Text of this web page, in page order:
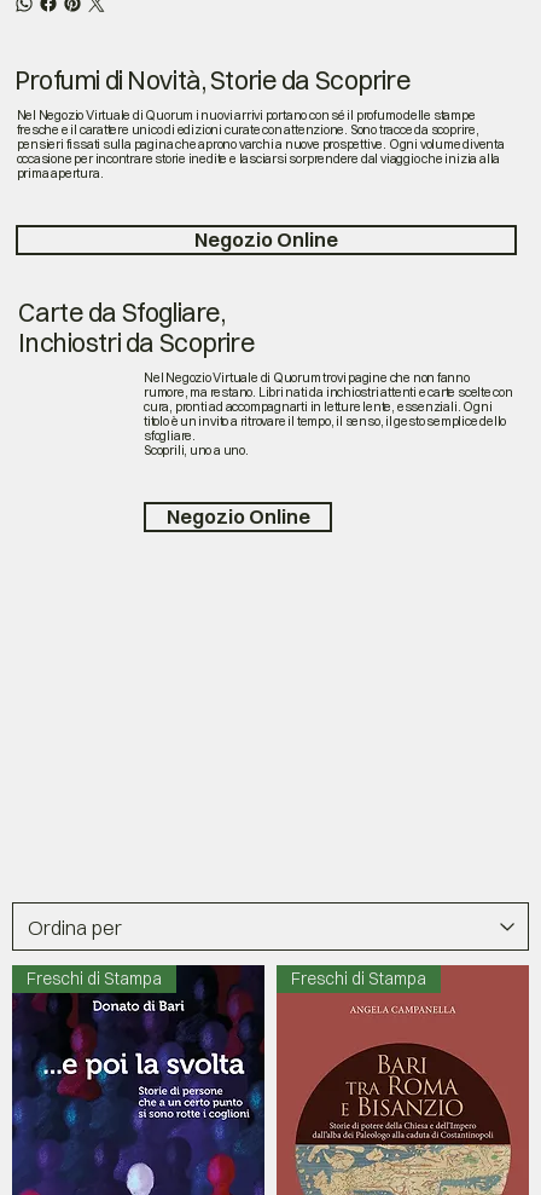
Freschi di Stampa Freschi di Stampa
Profumi di Novità, Storie da Scoprire
Nel Negozio Virtuale di Quorum i nuovi arrivi portano con sé il profumo delle stampe
fresche e il carattere unico di edizioni curate con attenzione. Sono tracce da scoprire,
pensieri fissati sulla pagina che aprono varchi a nuove prospettive. Ogni volume diventa
occasione per incontrare storie inedite e lasciarsi sorprendere dal viaggio che inizia alla
prima apertura.
Negozio Online
Carte da Sfogliare,
Inchiostri da Scoprire
Nel Negozio Virtuale di Quorum trovi pagine che non fanno
rumore, ma restano. Libri nati da inchiostri attenti e carte scelte con
cura, pronti ad accompagnarti in letture lente, essenziali. Ogni
titolo è un invito a ritrovare il tempo, il senso, il gesto semplice dello
sfogliare.
Scoprili, uno a uno.
Negozio Online